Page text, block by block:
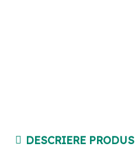
DESCRIERE PRODUS